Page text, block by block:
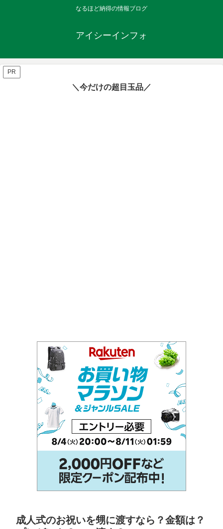
なるほど納得の情報ブログ
アイシーインフォ
PR
＼今だけの超目玉品／
成人式のお祝いを甥に渡すなら？金額は？